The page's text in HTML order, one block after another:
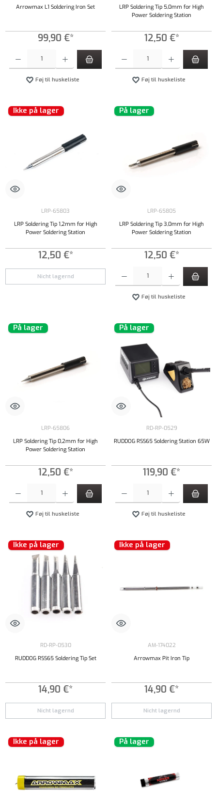
Arrowmax L1 Soldering Iron Set
99,90 €*
Føj til huskeliste
LRP Soldering Tip 5,0mm for High
Power Soldering Station
12,50 €*
Føj til huskeliste
Ikke på lager
LRP-65803
LRP Soldering Tip 1,2mm for High
Power Soldering Station
12,50 €*
Nicht lagernd
På lager
LRP-65805
LRP Soldering Tip 3,0mm for High
Power Soldering Station
12,50 €*
Føj til huskeliste
På lager
LRP-65806
LRP Soldering Tip 0,2mm for High
Power Soldering Station
12,50 €*
Føj til huskeliste
På lager
RD-RP-0529
RUDDOG RSS65 Soldering Station 65W
119,90 €*
Føj til huskeliste
Ikke på lager
RD-RP-0530
RUDDOG RSS65 Soldering Tip Set
14,90 €*
Nicht lagernd
Ikke på lager
AM-174022
Arrowmax Pit Iron Tip
14,90 €*
Nicht lagernd
Ikke på lager På lager